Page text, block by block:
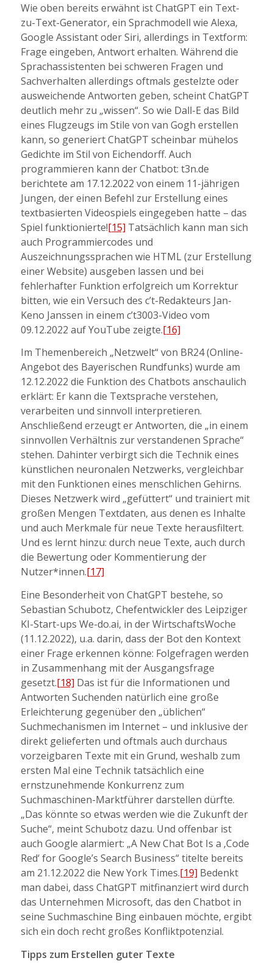
Wie oben bereits erwähnt ist ChatGPT ein Text-
zu-Text-Generator, ein Sprachmodell wie Alexa,
Google Assistant oder Siri, allerdings in Textform:
Frage eingeben, Antwort erhalten. Während die
Sprachassistenten bei schweren Fragen und
Sachverhalten allerdings oftmals gestelzte oder
ausweichende Antworten geben, scheint ChatGPT
deutlich mehr zu „wissen“. So wie Dall-E das Bild
eines Flugzeugs im Stile von van Gogh erstellen
kann, so generiert ChatGPT scheinbar mühelos
Gedichte im Stil von Eichendorff. Auch
programmieren kann der Chatbot: t3n.de
berichtete am 17.12.2022 von einem 11-jährigen
Jungen, der einen Befehl zur Erstellung eines
textbasierten Videospiels eingegeben hatte – das
Spiel funktionierte![15] Tatsächlich kann man sich
auch Programmiercodes und
Auszeichnungssprachen wie HTML (zur Erstellung
einer Website) ausgeben lassen und bei
fehlerhafter Funktion erfolgreich um Korrektur
bitten, wie ein Versuch des c’t-Redakteurs Jan-
Keno Janssen in einem c’t3003-Video vom
09.12.2022 auf YouTube zeigte.[16]
Im Themenbereich „Netzwelt“ von BR24 (Online-
Angebot des Bayerischen Rundfunks) wurde am
12.12.2022 die Funktion des Chatbots anschaulich
erklärt: Er kann die Textsprache verstehen,
verarbeiten und sinnvoll interpretieren.
Anschließend erzeugt er Antworten, die „in einem
sinnvollen Verhältnis zur verstandenen Sprache“
stehen. Dahinter verbirgt sich die Technik eines
künstlichen neuronalen Netzwerks, vergleichbar
mit den Funktionen eines menschlichen Gehirns.
Dieses Netzwerk wird „gefüttert“ und trainiert mit
großen Mengen Textdaten, aus denen es Inhalte
und auch Merkmale für neue Texte herausfiltert.
Und es lernt hinzu: durch neue Texte, auch durch
die Bewertung oder Kommentierung der
Nutzer*innen.[17]
Eine Besonderheit von ChatGPT bestehe, so
Sebastian Schubotz, Chefentwickler des Leipziger
KI-Start-ups We-do.ai, in der WirtschaftsWoche
(11.12.2022), u.a. darin, dass der Bot den Kontext
einer Frage erkennen könne: Folgefragen werden
in Zusammenhang mit der Ausgangsfrage
gesetzt.[18] Das ist für die Informationen und
Antworten Suchenden natürlich eine große
Erleichterung gegenüber den „üblichen“
Suchmechanismen im Internet – und inklusive der
direkt gelieferten und oftmals auch durchaus
vorzeigbaren Texte mit ein Grund, weshalb zum
ersten Mal eine Technik tatsächlich eine
ernstzunehmende Konkurrenz zum
Suchmaschinen-Marktführer darstellen dürfte.
„Das könnte so etwas werden wie die Zukunft der
Suche“, meint Schubotz dazu. Und offenbar ist
auch Google alarmiert: „A New Chat Bot Is a ‚Code
Red‘ for Google’s Search Business“ titelte bereits
am 21.12.2022 die New York Times.[19] Bedenkt
man dabei, dass ChatGPT mitfinanziert wird durch
das Unternehmen Microsoft, das den Chatbot in
seine Suchmaschine Bing einbauen möchte, ergibt
sich ein doch recht großes Konfliktpotenzial.
Tipps zum Erstellen guter Texte